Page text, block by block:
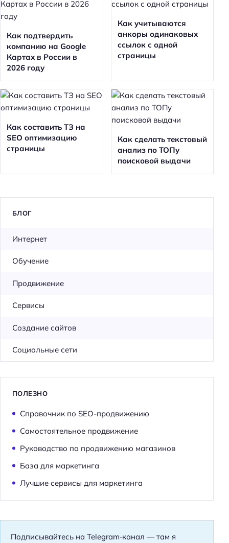
Как подтвердить
компанию на Google
Картах в России в
2026 году
Как учитываются
анкоры одинаковых
ссылок с одной
страницы
Как составить ТЗ на
SEO оптимизацию
страницы
Как сделать текстовый
анализ по ТОПу
поисковой выдачи
БЛОГ
Интернет
Обучение
Продвижение
Сервисы
Создание сайтов
Социальные сети
ПОЛЕЗНО
Справочник по SEO-продвижению
Самостоятельное продвижение
Руководство по продвижению магазинов
База для маркетинга
Лучшие сервисы для маркетинга
Подписывайтесь на Telegram‑канал — там я